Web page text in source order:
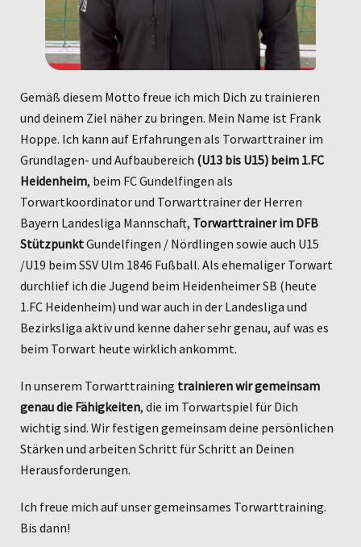
Gemäß diesem Motto freue ich mich Dich zu trainieren
und deinem Ziel näher zu bringen. Mein Name ist Frank
Hoppe. Ich kann auf Erfahrungen als Torwarttrainer im
Grundlagen- und Aufbaubereich (U13 bis U15) beim 1.FC
Heidenheim, beim FC Gundelfingen als
Torwartkoordinator und Torwarttrainer der Herren
Bayern Landesliga Mannschaft, Torwarttrainer im DFB
StützpunktGundelfingen / Nördlingen sowie auch U15
/U19 beim SSV Ulm 1846 Fußball. Als ehemaliger Torwart
durchlief ich die Jugend beim Heidenheimer SB (heute
1.FC Heidenheim) und war auch in der Landesliga und
Bezirksliga aktiv und kenne daher sehr genau, auf was es
beim Torwart heute wirklich ankommt.
In unserem Torwarttraining trainieren wir gemeinsam
genau die Fähigkeiten, die im Torwartspiel für Dich
wichtig sind. Wir festigen gemeinsam deine persönlichen
Stärken und arbeiten Schritt für Schritt an Deinen
Herausforderungen.
Ich freue mich auf unser gemeinsames Torwarttraining.
Bis dann!